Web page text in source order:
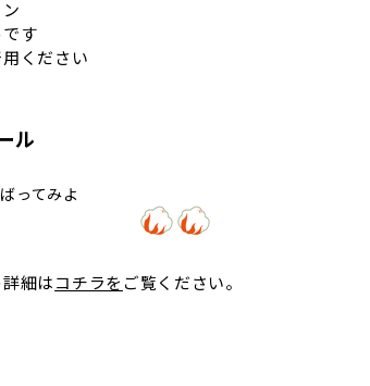
す
ください
ル
ってみよ
細はコチラを ご覧ください。